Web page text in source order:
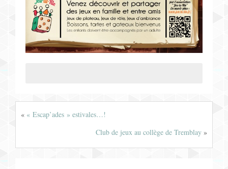
« « Escap’ades » estivales…!
Club de jeux au collège de Tremblay »